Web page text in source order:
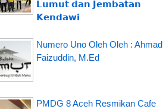
𝗟𝘂𝗺𝘂𝘁 𝗱𝗮𝗻 𝗝𝗲𝗺𝗯𝗮𝘁𝗮𝗻
𝗞𝗲𝗻𝗱𝗮𝘄𝗶
Numero Uno Oleh Oleh : Ahmad
Faizuddin, M.Ed
PMDG 8 Aceh Resmikan Cafe